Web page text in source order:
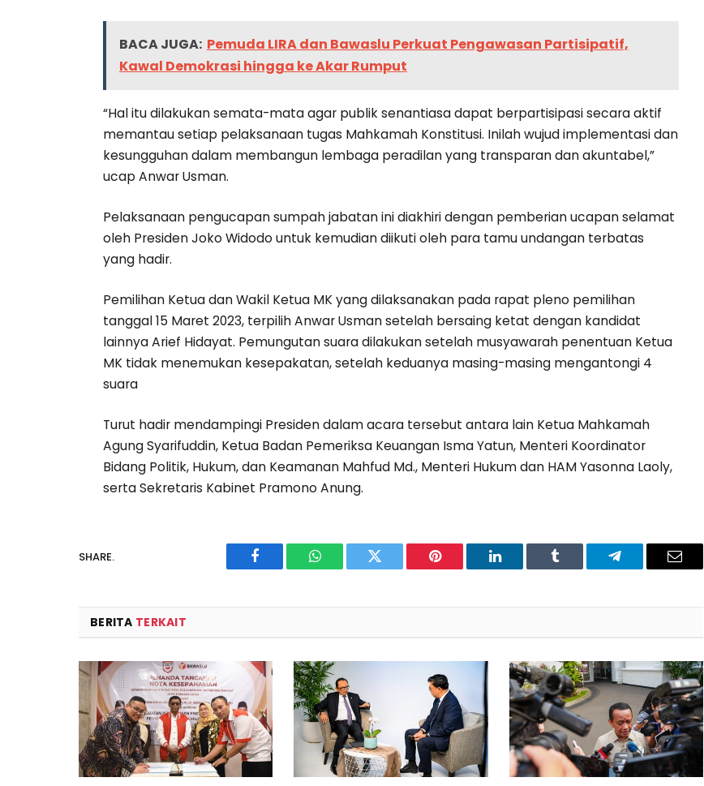
BACA JUGA: Pemuda LIRA dan Bawaslu Perkuat Pengawasan Partisipatif,
Kawal Demokrasi hingga ke Akar Rumput
“Hal itu dilakukan semata-mata agar publik senantiasa dapat berpartisipasi secara aktif
memantau setiap pelaksanaan tugas Mahkamah Konstitusi. Inilah wujud implementasi dan
kesungguhan dalam membangun lembaga peradilan yang transparan dan akuntabel,”
ucap Anwar Usman.
Pelaksanaan pengucapan sumpah jabatan ini diakhiri dengan pemberian ucapan selamat
oleh Presiden Joko Widodo untuk kemudian diikuti oleh para tamu undangan terbatas
yang hadir.
Pemilihan Ketua dan Wakil Ketua MK yang dilaksanakan pada rapat pleno pemilihan
tanggal 15 Maret 2023, terpilih Anwar Usman setelah bersaing ketat dengan kandidat
lainnya Arief Hidayat. Pemungutan suara dilakukan setelah musyawarah penentuan Ketua
MK tidak menemukan kesepakatan, setelah keduanya masing-masing mengantongi 4
suara
Turut hadir mendampingi Presiden dalam acara tersebut antara lain Ketua Mahkamah
Agung Syarifuddin, Ketua Badan Pemeriksa Keuangan Isma Yatun, Menteri Koordinator
Bidang Politik, Hukum, dan Keamanan Mahfud Md., Menteri Hukum dan HAM Yasonna Laoly,
serta Sekretaris Kabinet Pramono Anung.
SHARE.
Facebook WhatsAppTwitter Pinterest LinkedIn Tumblr Telegram Email
BERITA TERKAIT